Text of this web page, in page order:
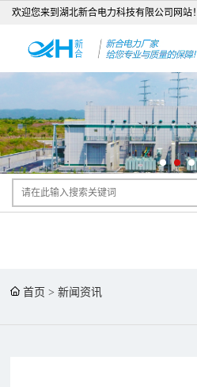
欢迎您来到湖北新合电力科技有限公司网站！
首页 >新闻资讯